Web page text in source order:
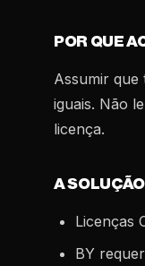
POR QUE
Assumir que
iguais. Não
licença.
A SOLUÇÃO
Licenças
BY